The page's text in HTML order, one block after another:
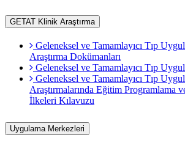
GETAT Klinik Araştırma
Geleneksel ve Tamamlayıcı Tıp
Araştırma Dokümanları
Geleneksel ve Tamamlayıcı Tıp
Geleneksel ve Tamamlayıcı Tıp
Araştırmalarında Eğitim Programlama
İlkeleri Kılavuzu
Uygulama Merkezleri